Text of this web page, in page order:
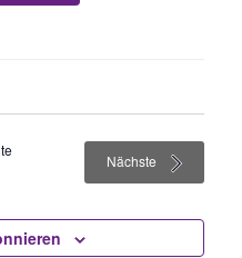
Nächste